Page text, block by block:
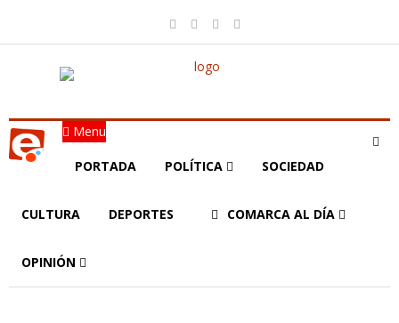
Menu
PORTADA POLÍTICA SOCIEDAD
CULTURA DEPORTES COMARCA AL DÍA
OPINIÓN